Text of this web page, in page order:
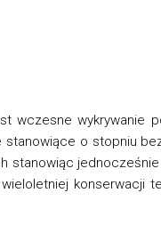
wczesne wykrywanie
o stopniu
stanowiąc
konserwacji